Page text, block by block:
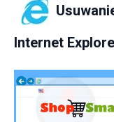
Internet